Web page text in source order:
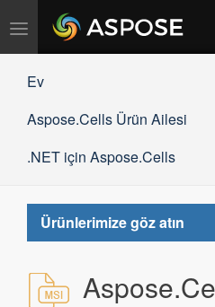
Gezinmeyi
Ev
Aspose.Cells Ürün Ailesi
.NET için Aspose.Cells
Ürünlerimize göz atın